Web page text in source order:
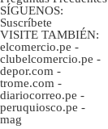
SÍGUENOS:
Suscríbete
VISITE TAMBIÉN:
elcomercio.pe -
clubelcomercio.pe -
depor.com -
trome.com -
diariocorreo.pe -
peruquiosco.pe -
mag